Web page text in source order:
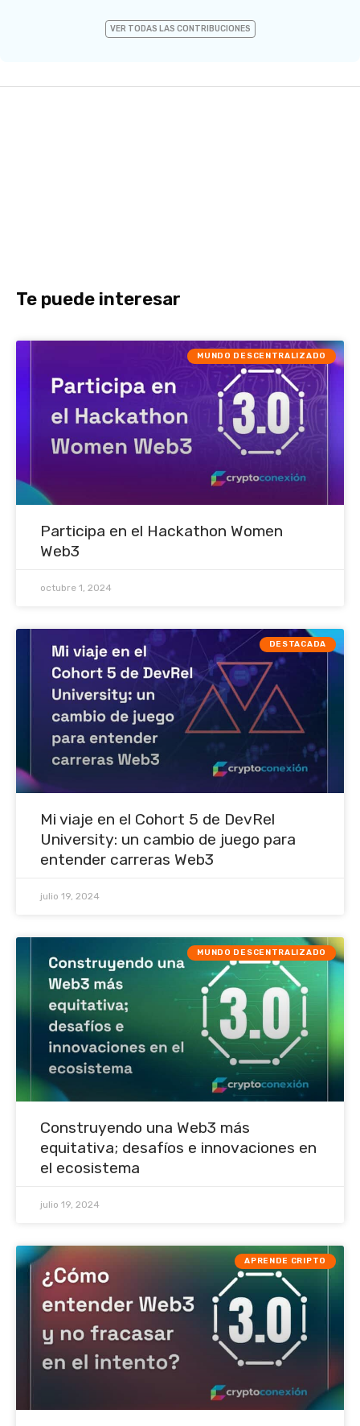
VER TODAS LAS CONTRIBUCIONES
Te puede interesar
MUNDO DESCENTRALIZADO
Participa en el Hackathon Women
Web3
octubre 1, 2024
DESTACADA
Mi viaje en el Cohort 5 de DevRel
University: un cambio de juego para
entender carreras Web3
julio 19, 2024
MUNDO DESCENTRALIZADO
Construyendo una Web3 más
equitativa; desafíos e innovaciones en
el ecosistema
julio 19, 2024
APRENDE CRIPTO